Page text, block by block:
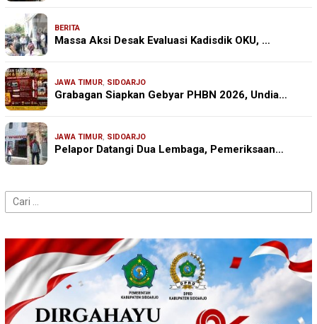
BERITA
Massa Aksi Desak Evaluasi Kadisdik OKU, …
JAWA TIMUR, SIDOARJO
Grabagan Siapkan Gebyar PHBN 2026, Undia…
JAWA TIMUR, SIDOARJO
Pelapor Datangi Dua Lembaga, Pemeriksaan…
Cari
untuk: